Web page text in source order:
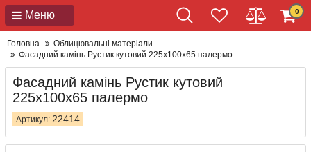
Меню 0
Головна
Облицювальні матеріали
Фасадний камінь Рустик кутовий 225х100х65 палермо
Фасадний камінь Рустик кутовий
225х100х65 палермо
Артикул: 22414